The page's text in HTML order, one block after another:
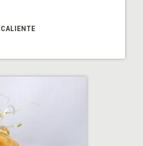
CALIENTE